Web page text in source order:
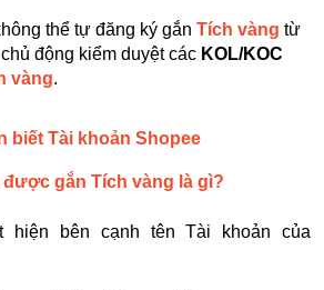
thể tự đăng ký gắn Tích vàng từ
động kiểm duyệt các KOL/KOC
vàng.
biết Tài khoản Shopee
gắn Tích vàng là gì?
hiện bên cạnh tên Tài khoản của